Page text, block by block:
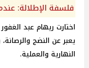
فلسفة الإطلالة:
اختارت ريهام عبد
يعبر عن النضج
النهارية والعملية.